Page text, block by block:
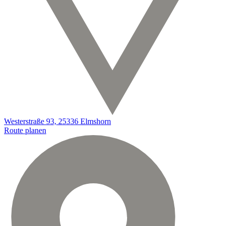
Westerstraße 93, 25336 Elmshorn
Route planen